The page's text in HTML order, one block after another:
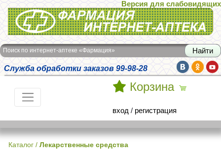
Интернет-аптека Фармация
Версия для слабовидящих
Поиск по интернет-аптеке «Фармация»
Служба обработки заказов 99-98-28
Корзина
вход / регистрация
Каталог / Лекарственные средства